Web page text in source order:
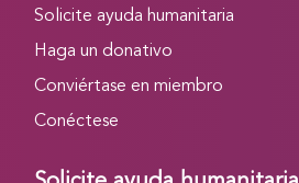
Solicite ayuda humanitaria
Haga un donativo
Conviértase en miembro
Conéctese